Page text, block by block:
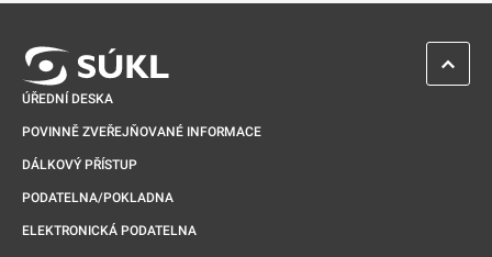
ÚŘEDNÍ DESKA
POVINNĚ ZVEŘEJŇOVANÉ INFORMACE
DÁLKOVÝ PŘÍSTUP
PODATELNA/POKLADNA
ELEKTRONICKÁ PODATELNA
ZPĚT